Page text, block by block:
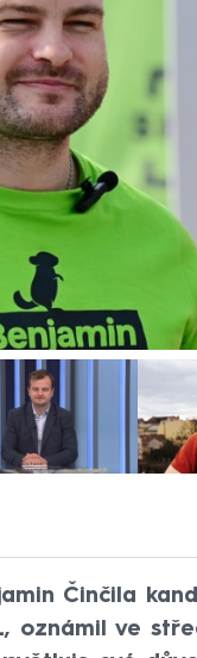
Činčila
oznámil ve